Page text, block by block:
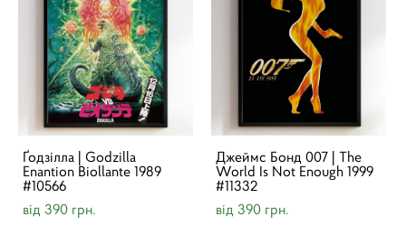
Ґодзілла | Godzilla
Enantion Biollante 1989
#10566
від 390 грн.
Джеймс Бонд 007 | The
World Is Not Enough 1999
#11332
від 390 грн.